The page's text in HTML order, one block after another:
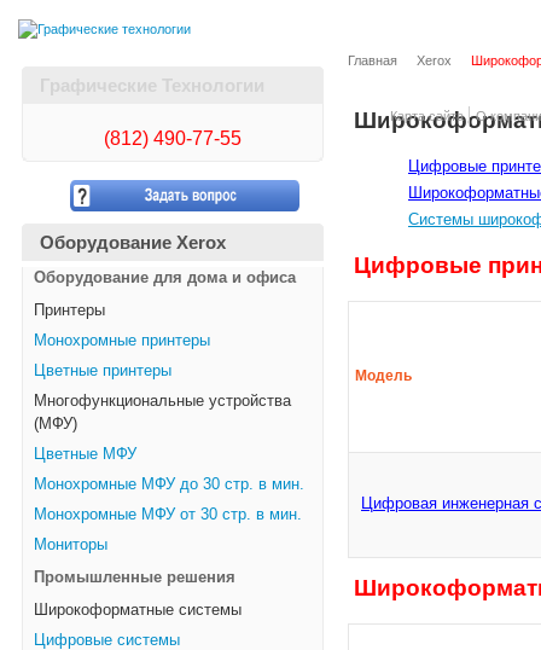
Карта сайта О
Графические Технологии
(812) 490-77-55
Оборудование Xerox
Оборудование для дома и офиса
Принтеры
Монохромные принтеры
Цветные принтеры
Многофункциональные устройства
(МФУ)
Цветные МФУ
Монохромные МФУ до 30 стр. в мин.
Монохромные МФУ от 30 стр. в мин.
Мониторы
Промышленные решения
Широкоформатные системы
Цифровые системы
Главная Xerox
Цифровые
Системы
Цифровые
Модель
Цифровая инженерная